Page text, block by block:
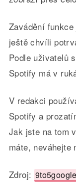
Zavádění
ještě chvíli
Podle uživatelů
Spotify má v
V redakci
Spotify a
Jak jste na tom
máte, neváhejte
Zdroj: